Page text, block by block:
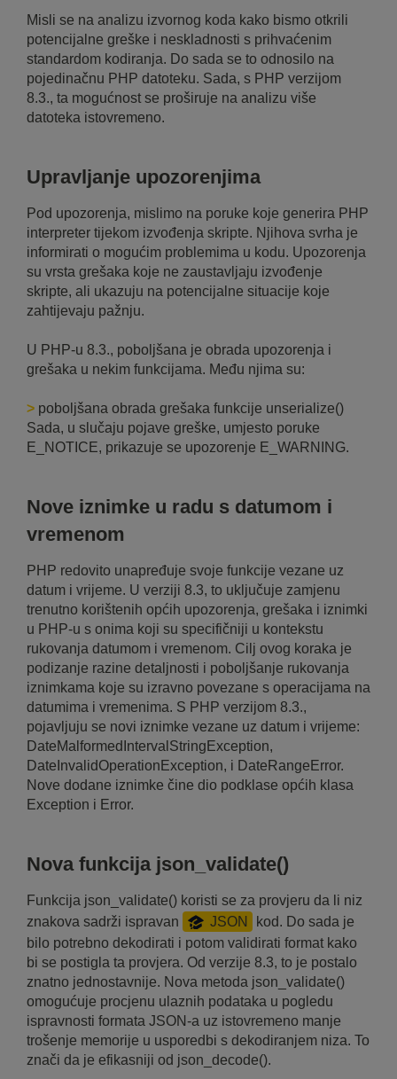
Misli se na analizu izvornog koda kako bismo otkrili
potencijalne greške i neskladnosti s prihvaćenim
standardom kodiranja. Do sada se to odnosilo na
pojedinačnu PHP datoteku. Sada, s PHP verzijom
8.3., ta mogućnost se proširuje na analizu više
datoteka istovremeno.
Upravljanje upozorenjima
Pod upozorenja, mislimo na poruke koje generira PHP
interpreter tijekom izvođenja skripte. Njihova svrha je
informirati o mogućim problemima u kodu. Upozorenja
su vrsta grešaka koje ne zaustavljaju izvođenje
skripte, ali ukazuju na potencijalne situacije koje
zahtijevaju pažnju.
U PHP-u 8.3., poboljšana je obrada upozorenja i
grešaka u nekim funkcijama. Među njima su:
> poboljšana obrada grešaka funkcije unserialize()
Sada, u slučaju pojave greške, umjesto poruke
E_NOTICE, prikazuje se upozorenje E_WARNING.
Nove iznimke u radu s datumom i
vremenom
PHP redovito unapređuje svoje funkcije vezane uz
datum i vrijeme. U verziji 8.3, to uključuje zamjenu
trenutno korištenih općih upozorenja, grešaka i iznimki
u PHP-u s onima koji su specifičniji u kontekstu
rukovanja datumom i vremenom. Cilj ovog koraka je
podizanje razine detaljnosti i poboljšanje rukovanja
iznimkama koje su izravno povezane s operacijama na
datumima i vremenima. S PHP verzijom 8.3.,
pojavljuju se novi iznimke vezane uz datum i vrijeme:
DateMalformedIntervalStringException,
DateInvalidOperationException, i DateRangeError.
Nove dodane iznimke čine dio podklase općih klasa
Exception i Error.
Nova funkcija json_validate()
Funkcija json_validate() koristi se za provjeru da li niz
znakova sadrži ispravan
JSON
kod. Do sada je
bilo potrebno dekodirati i potom validirati format kako
bi se postigla ta provjera. Od verzije 8.3, to je postalo
znatno jednostavnije. Nova metoda json_validate()
omogućuje procjenu ulaznih podataka u pogledu
ispravnosti formata JSON-a uz istovremeno manje
trošenje memorije u usporedbi s dekodiranjem niza. To
znači da je efikasniji od json_decode().